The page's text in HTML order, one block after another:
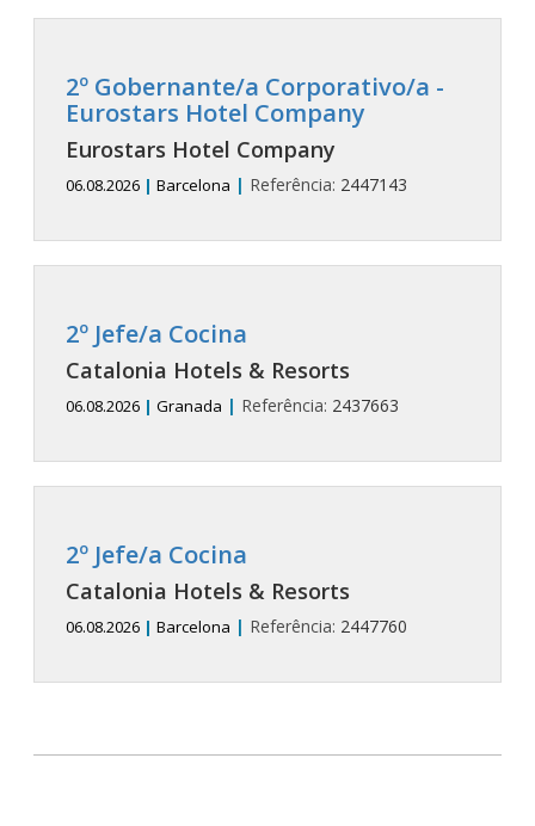
2º Gobernante/a Corporativo/a -
Eurostars Hotel Company
Eurostars Hotel Company
06.08.2026 | Barcelona | Referência: 2447143
2º Jefe/a Cocina
Catalonia Hotels & Resorts
06.08.2026 | Granada | Referência: 2437663
2º Jefe/a Cocina
Catalonia Hotels & Resorts
06.08.2026 | Barcelona | Referência: 2447760